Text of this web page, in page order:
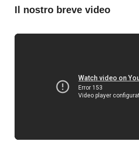
Il nostro breve video